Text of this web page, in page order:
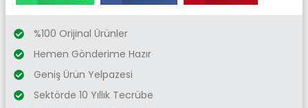
%100 Orijinal Ürünler
Hemen Gönderime Hazır
Geniş Ürün Yelpazesi
Sektörde 10 Yıllık Tecrübe